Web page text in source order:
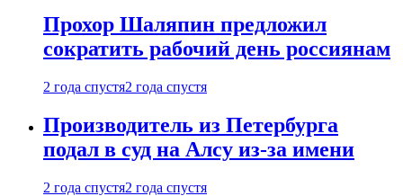
Прохор Шаляпин предложил
сократить рабочий день россиянам
2 года спустя2 года спустя
Производитель из Петербурга
подал в суд на Алсу из-за имени
2 года спустя2 года спустя